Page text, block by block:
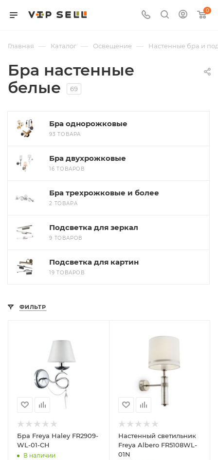
0
Главная — Каталог — Освещение — Настенные бра и
Бра настенные
белые
69
Бра однорожковые
93 ТОВАРА
Бра двухрожковые
16 ТОВАРОВ
Бра трехрожковые и более
2 ТОВАРА
Подсветка для зеркал
9 ТОВАРОВ
Подсветка для картин
19 ТОВАРОВ
ФИЛЬТР
Бра Freya Haley FR2909-
WL-01-CH
В наличии
Настенный светильник
Freya Albero FR5108WL-
01N